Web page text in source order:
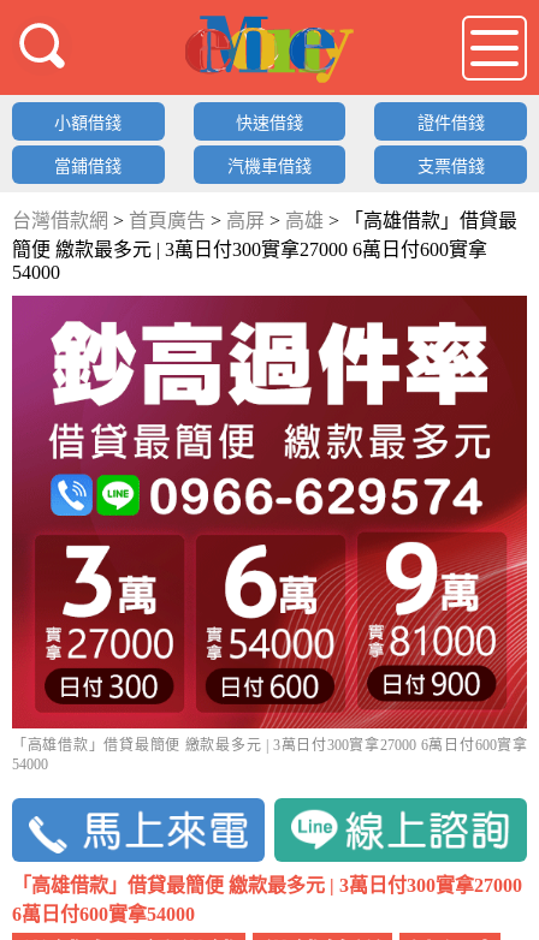
借錢LOGO
小額借錢 快速借錢 證件借錢
當鋪借錢 汽機車借錢 支票借錢
台灣借款網 > 首頁廣告 > 高屏 > 高雄 >
「高雄借款」借貸最
簡便 繳款最多元 | 3萬日付300實拿27000 6萬日付600實拿
54000
「高雄借款」借貸最簡便 繳款最多元 | 3萬日付300實拿27000 6萬日付600實拿
54000
「高雄借款」借貸最簡便 繳款最多元 | 3萬日付300實拿27000
6萬日付600實拿54000